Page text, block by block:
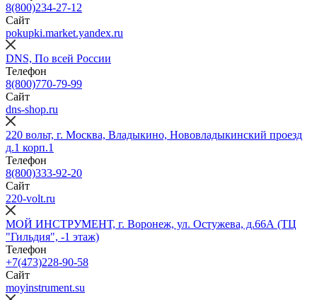
8(800)234‑27‑12
Сайт
pokupki.market.yandex.ru
DNS, По всей России
Телефон
8(800)770-79-99
Сайт
dns-shop.ru
220 вольт, г. Москва, Владыкино, Нововладыкинский проезд
д.1 корп.1
Телефон
8(800)333-92-20
Сайт
220-volt.ru
МОЙ ИНСТРУМЕНТ, г. Воронеж, ул. Остужева, д.66А (ТЦ
"Гильдия", -1 этаж)
Телефон
+7(473)228-90-58
Сайт
moyinstrument.su